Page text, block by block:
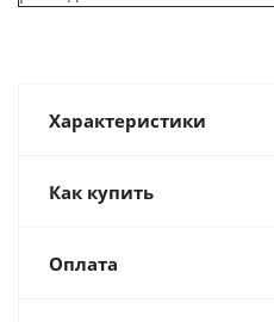
Характеристики
Как купить
Оплата